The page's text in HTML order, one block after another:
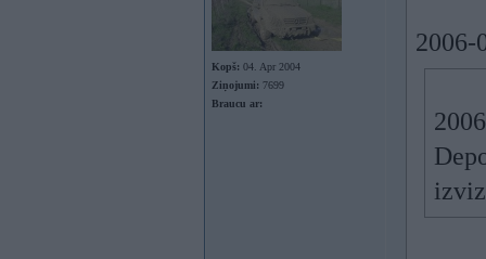
Kopš: 04. Apr 2004
Ziņojumi: 7699
Braucu ar:
2006-